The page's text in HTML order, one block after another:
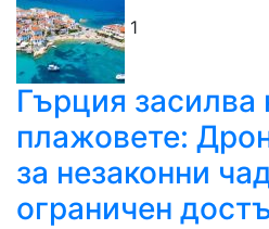
1
Гърция засилва
плажовете:
за незаконни
ограничен